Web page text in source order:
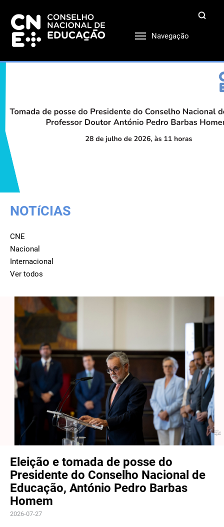
Navegação
NOTíCIAS
CNE
Nacional
Internacional
Ver todos
Eleição e tomada de posse do
Presidente do Conselho Nacional de
Educação, António Pedro Barbas
Homem
2026-07-27